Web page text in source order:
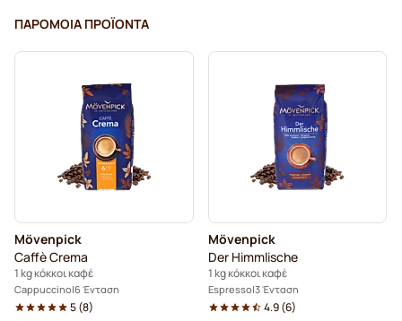
Κόκκοι καφέ Garibaldi
Κόκκοι καφέ Tonino Lamborghini Κόκκοι καφέ Gimoka
Κόκκοι καφέ Kaffekapslen
Κόκκοι καφέ espresso Delonghi
ΠΑΡΌΜΟΙΑ ΠΡΟΪΌΝΤΑ
Mövenpick
Caffè Crema
1 kg κόκκοι καφέ
Cappuccino 6 Ένταση
5(8)
Mövenpick
Der Himmlische
1 kg κόκκοι καφέ
Espresso 3 Ένταση
4.9(6)